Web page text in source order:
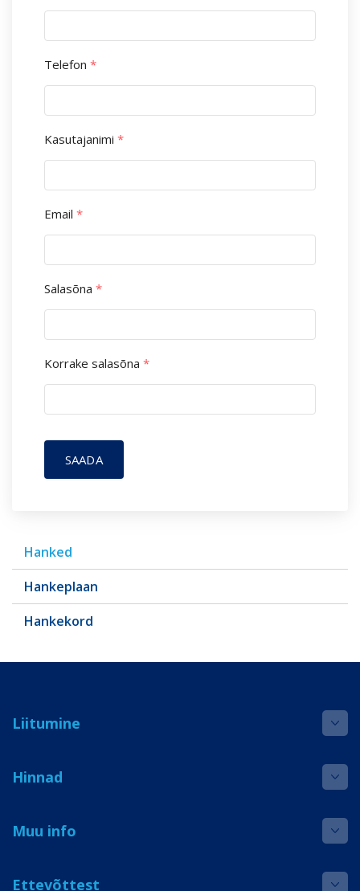
Hanked
Hankeplaan
Hankekord
Telefon *
Kasutajanimi *
Email *
Salasõna *
Korrake salasõna *
SAADA
Liitumine
Hinnad
Muu info
Ettevõttest